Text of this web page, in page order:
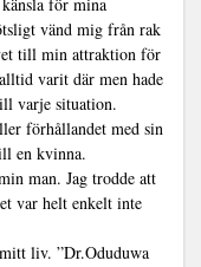
för mina
vänd mig från rak
till min attraktion för
varit där men hade
varje situation.
förhållandet med sin
en kvinna.
man. Jag trodde att
var helt enkelt inte
liv. ”Dr.Oduduwa